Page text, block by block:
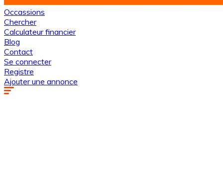
Occassions
Chercher
Calculateur financier
Blog
Contact
Se connecter
Registre
Ajouter une annonce